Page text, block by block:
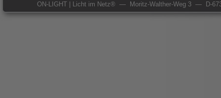
ON-LIGHT | Licht im Netz® — Moritz-Walther-Weg 3 — D-